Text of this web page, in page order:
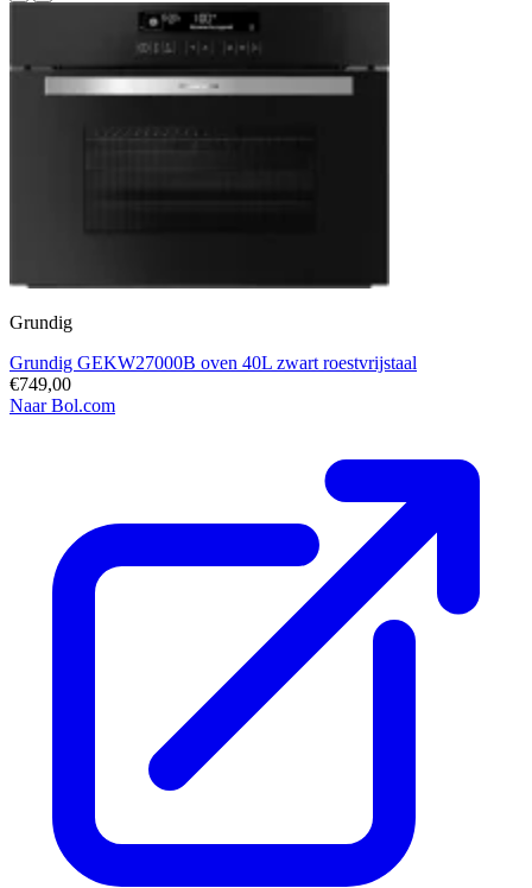
Grundig
Grundig GEKW27000B oven 40L zwart roestvrijstaal
€749,00
Naar Bol.com